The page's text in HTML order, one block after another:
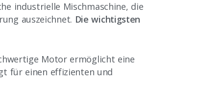
industrielle Mischmaschine, die
auszeichnet. Die wichtigsten
Motor ermöglicht eine
für einen effizienten und